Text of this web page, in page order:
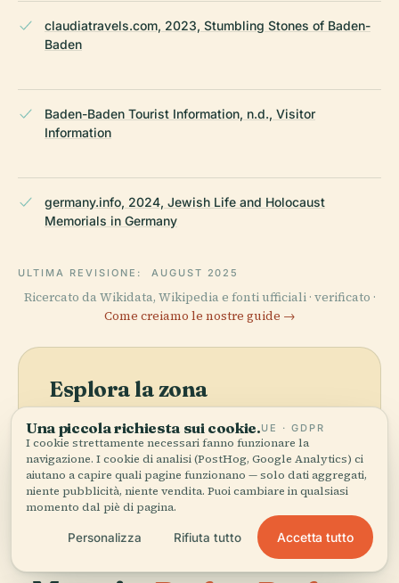
claudiatravels.com, 2023, Stumbling Stones of Baden-
Baden
Baden-Baden Tourist Information, n.d., Visitor
Information
germany.info, 2024, Jewish Life and Holocaust
Memorials in Germany
ULTIMA REVISIONE: AUGUST 2025
Ricercato da Wikidata, Wikipedia e fonti ufficiali · verificato ·
Come creiamo le nostre guide →
Esplora la zona
Vedi Stolperstein Dedicato
A Alfred Rosbasch sulla
mappa e scopri cosa c'è nei
dintorni.
Vedi mappa
Una piccola richiesta sui cookie.UE · GDPR
I cookie strettamente necessari fanno funzionare la
navigazione. I cookie di analisi (PostHog, Google Analytics) ci
aiutano a capire quali pagine funzionano — solo dati aggregati,
niente pubblicità, niente vendita. Puoi cambiare in qualsiasi
momento dal piè di pagina.
Personalizza Rifiuta tutto Accetta tutto